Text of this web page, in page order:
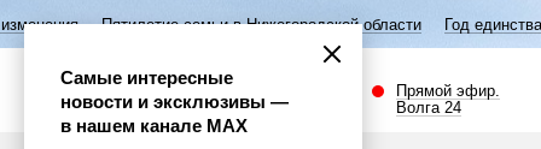
семьи в Нижегородской области Год единства народов
Прямой эфир.
Волга 24
Самые интересные
новости и эксклюзивы —
в нашем канале МАХ